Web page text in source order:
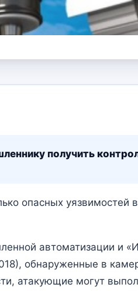
получить
опасных уязвимостей
автоматизации и
обнаруженные в
атакующие могут